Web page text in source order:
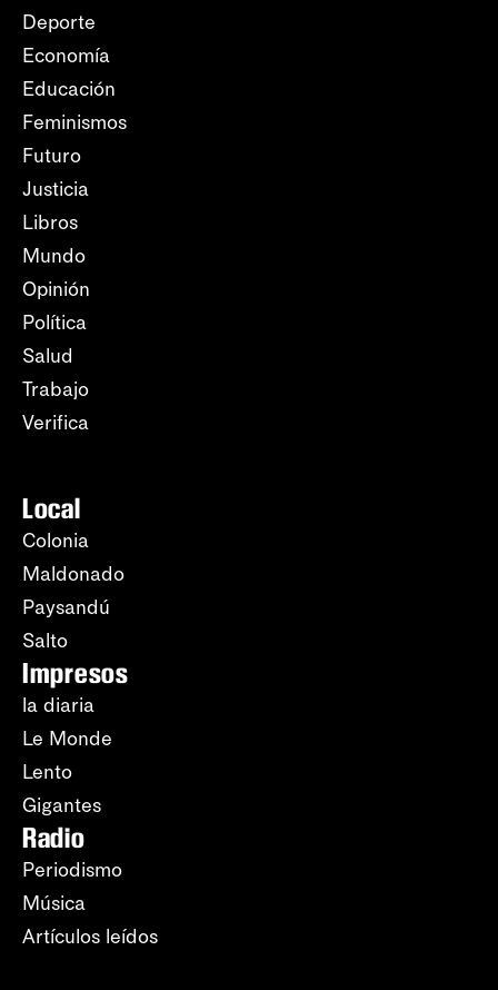
Deporte
Economía
Educación
Feminismos
Futuro
Justicia
Libros
Mundo
Opinión
Política
Salud
Trabajo
Verifica
Local
Colonia
Maldonado
Paysandú
Salto
Impresos
la diaria
Le Monde
Lento
Gigantes
Radio
Periodismo
Música
Artículos leídos